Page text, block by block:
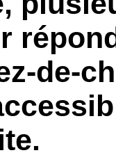
de-